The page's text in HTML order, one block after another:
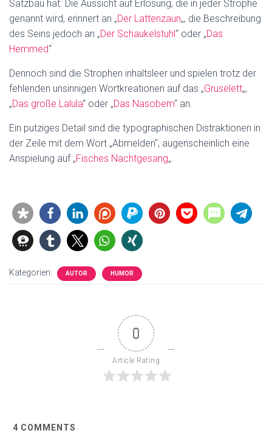
Satzbau hat. Die Aussicht auf Erlösung, die in jeder Strophe
genannt wird, erinnert an „Der Lattenzaun„, die Beschreibung
des Seins jedoch an „Der Schaukelstuhl“ oder „Das
Hemmed“
Dennoch sind die Strophen inhaltsleer und spielen trotz der
fehlenden unsinnigen Wortkreationen auf das „Gruselett„,
„Das große Lalula“ oder „Das Nasobem“ an.
Ein putziges Detail sind die typographischen Distraktionen in
der Zeile mit dem Wort „Abmelden“, augenscheinlich eine
Anspielung auf „Fisches Nachtgesang„.
Kategorien: AUTOR HUMOR
0
Article Rating
4 COMMENTS